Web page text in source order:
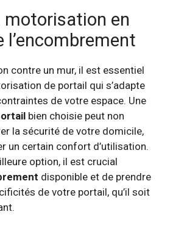
motorisation en
contre un mur, il est essentiel
de portail qui s’adapte
de votre espace. Une
bien choisie peut non
la sécurité de votre domicile,
un certain confort d’utilisation.
option, il est crucial
disponible et de prendre
de votre portail, qu’il soit